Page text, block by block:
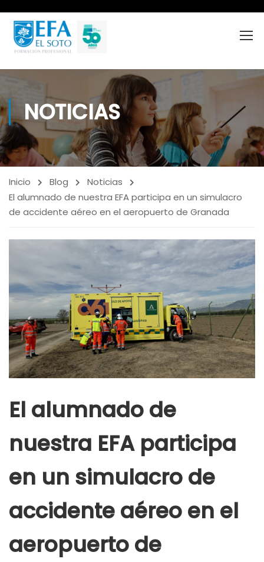
NOTICIAS
Inicio Blog
Noticias
El alumnado de nuestra EFA participa en un simulacro
de accidente aéreo en el aeropuerto de Granada
El alumnado de
nuestra EFA participa
en un simulacro de
accidente aéreo en el
aeropuerto de